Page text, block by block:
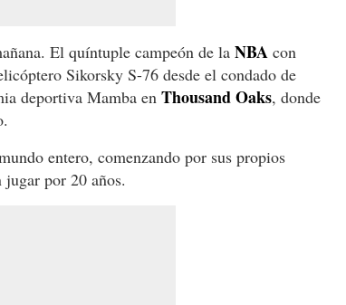
El quíntuple campeón de la NBA con
Sikorsky S-76 desde el condado de
deportiva Mamba en Thousand Oaks, donde
entero, comenzando por sus propios
por 20 años.